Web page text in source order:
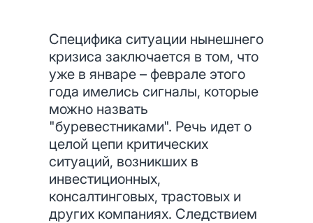
Специфика ситуации нынешнего
кризиса заключается в том, что
уже в январе – феврале этого
года имелись сигналы, которые
можно назвать
"буревестниками". Речь идет о
целой цепи критических
ситуаций, возникших в
инвестиционных,
консалтинговых, трастовых и
других компаниях. Следствием